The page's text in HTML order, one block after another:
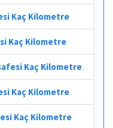
Kaç Kilometre
Kaç Kilometre
Kaç Kilometre
Kaç Kilometre
Kaç Kilometre